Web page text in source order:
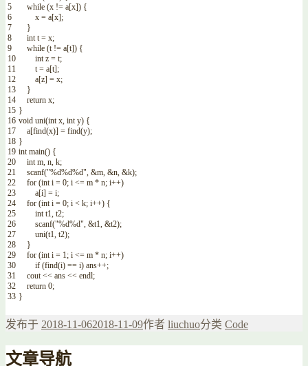
5
6
7
8
9
10
11
12
13
14
15
16
17
18
19
20
21
22
23
24
25
26
27
28
29
30
31
32
33
while (x != a[x]) {
x = a[x];
}
int t = x;
while (t != a[t]) {
int z = t;
t = a[t];
a[z] = x;
}
return x;
}
void uni(int x, int y) {
a[find(x)] = find(y);
}
int main() {
int m, n, k;
scanf("%d%d%d", &m, &n, &k);
for (int i = 0; i <= m * n; i++)
a[i] = i;
for (int i = 0; i < k; i++) {
int t1, t2;
scanf("%d%d", &t1, &t2);
uni(t1, t2);
}
for (int i = 1; i <= m * n; i++)
if (find(i) == i) ans++;
cout << ans << endl;
return 0;
}
发布于 2018-11-062018-11-09作者 liuchuo分类 Code
文章导航